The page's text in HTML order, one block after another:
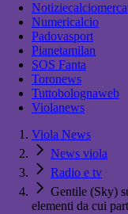
Numericalcio
Padovasport
Pianetamilan
SOS Fanta
Toronews
Tuttobolognaweb
Violanews
Viola News
News viola
Radio e tv
Gentile (Sky)
elementi da cui